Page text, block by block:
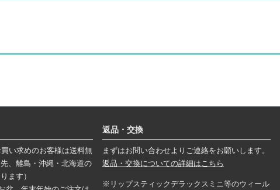
い求めのお客様は送料無
、離島・沖縄・北海道の
ます）
返品・交換
まずはお問い合わせよりご連絡をお願いします。
返品・交換についての詳細はこちら
※リップスティックデラックスミニ等のウィール